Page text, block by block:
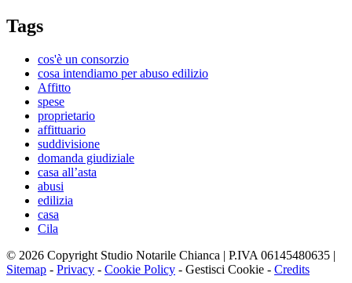
Tags
cos'è un consorzio
cosa intendiamo per abuso edilizio
Affitto
spese
proprietario
affittuario
suddivisione
domanda giudiziale
casa all’asta
abusi
edilizia
casa
Cila
© 2026 Copyright Studio Notarile Chianca | P.IVA 06145480635 |
Sitemap - Privacy - Cookie Policy - Gestisci Cookie - Credits